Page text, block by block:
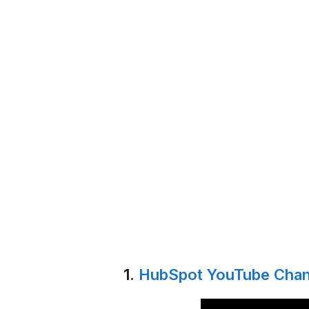
1. HubSpot YouTube